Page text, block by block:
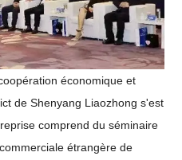
économique et
de Shenyang Liaozhong s'est
comprend du séminaire
étrangère de